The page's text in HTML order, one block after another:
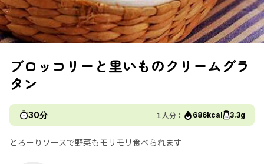
ブロッコリーと里いものクリームグラ
タン
30分 １人分： 686kcal 3.3g
とろーりソースで野菜もモリモリ食べられます